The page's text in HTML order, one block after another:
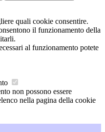
quali cookie consentire.
il funzionamento della
al funzionamento potete
non possono essere
nella pagina della cookie